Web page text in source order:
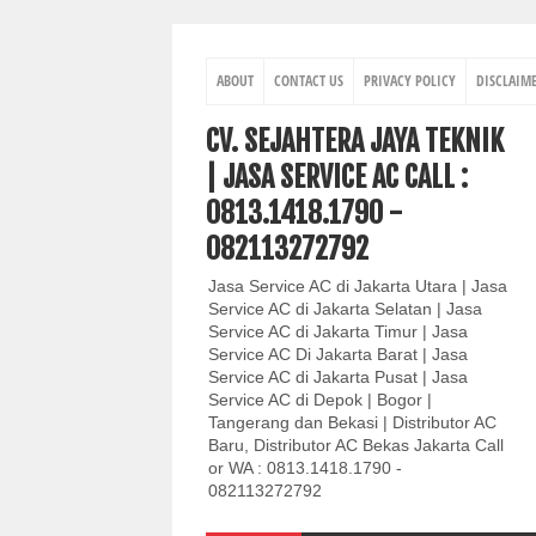
ABOUT CONTACT US PRIVACY POLICY
CV. SEJAHTERA JAYA TEKNIK
| JASA SERVICE AC CALL :
0813.1418.1790 -
082113272792
Jasa Service AC di Jakarta Utara | Jasa
Service AC di Jakarta Selatan | Jasa
Service AC di Jakarta Timur | Jasa
Service AC Di Jakarta Barat | Jasa
Service AC di Jakarta Pusat | Jasa
Service AC di Depok | Bogor |
Tangerang dan Bekasi | Distributor AC
Baru, Distributor AC Bekas Jakarta Call
or WA : 0813.1418.1790 -
082113272792